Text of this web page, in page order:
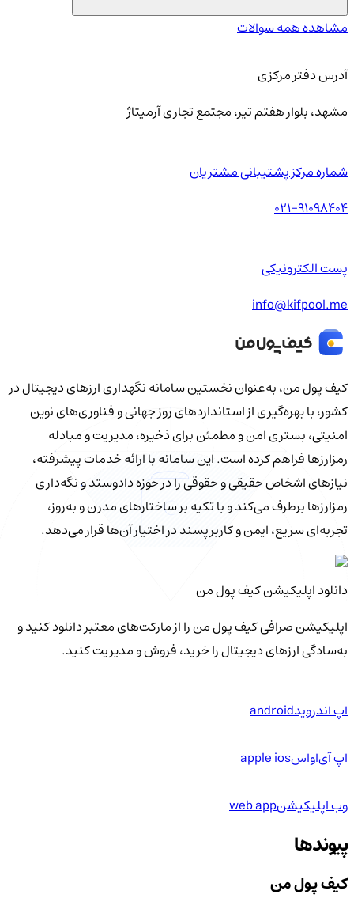
مشاهده همه سوالات
آدرس دفتر مرکزی
مشهد، بلوار هفتم تیر، مجتمع تجاری آرمیتاژ
شماره مرکز پشتیبانی مشتریان
021-91098404
پست الکترونیکی
info@kifpool.me
کیف‌ پول من، به‌عنوان نخستین سامانه نگهداری ارزهای دیجیتال در
کشور، با بهره‌گیری از استانداردهای روز جهانی و فناوری‌های نوین
امنیتی، بستری امن و مطمئن برای ذخیره، مدیریت و مبادله
رمزارزها فراهم کرده است. این سامانه با ارائه خدمات پیشرفته،
نیازهای اشخاص حقیقی و حقوقی را در حوزه دادوستد و نگه‌داری
رمزارزها برطرف می‌کند و با تکیه بر ساختارهای مدرن و به‌روز،
تجربه‌ای سریع، ایمن و کاربرپسند در اختیار آن‌ها قرار می‌دهد.
دانلود اپلیکیشن کیف‌ پول من
اپلیکیشن صرافی کیف پول من را از مارکت‌های معتبر دانلود کنید و
به‌سادگی ارزهای دیجیتال را خرید، فروش و مدیریت کنید.
اپ اندرویدandroid
اپ آی‌او‌اسapple ios
وب اپلیکیشنweb app
پیوندها
کیف پول من